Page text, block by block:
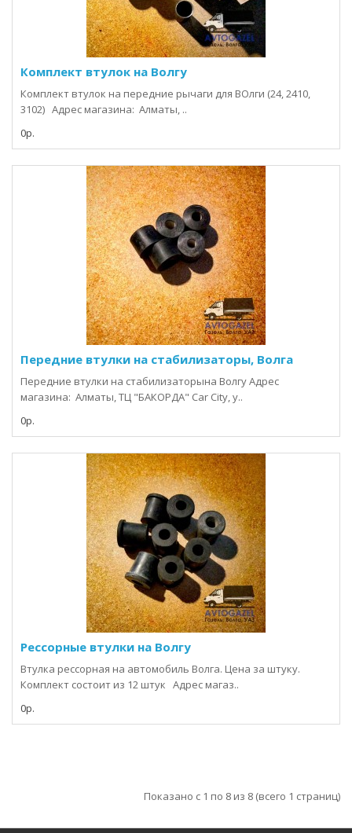
Комплект втулок на Волгу
Комплект втулок на передние рычаги для ВОлги (24, 2410,
3102) Адрес магазина: Алматы, ..
0р.
Передние втулки на стабилизаторы, Волга
Передние втулки на стабилизаторына Волгу Адрес
магазина: Алматы, ТЦ "БАКОРДА" Car City, у..
0р.
Рессорные втулки на Волгу
Втулка рессорная на автомобиль Волга. Цена за штуку.
Комплект состоит из 12 штук Адрес магаз..
0р.
Показано с 1 по 8 из 8 (всего 1 страниц)